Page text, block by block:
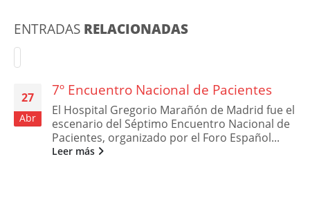
ENTRADAS RELACIONADAS
27
Abr
7º Encuentro Nacional de Pacientes
El Hospital Gregorio Marañón de Madrid fue el
escenario del Séptimo Encuentro Nacional de
Pacientes, organizado por el Foro Español...
Leer más